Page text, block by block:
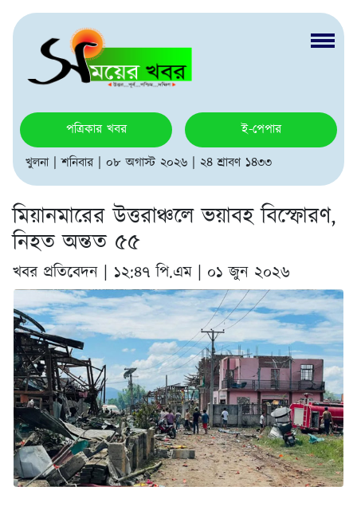
পত্রিকার খবর
ই-পেপার
খুলনা | শনিবার | ০৮ অগাস্ট ২০২৬ | ২৪ শ্রাবণ ১৪৩৩
মিয়ানমারের উত্তরাঞ্চলে ভয়াবহ বিস্ফোরণ,
নিহত অন্তত ৫৫
খবর প্রতিবেদন | ১২:৪৭ পি.এম | ০১ জুন ২০২৬